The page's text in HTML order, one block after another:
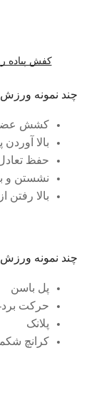
کفش پیاده
چند نمونه ورزش
کشش
بالا آوردن
حفظ
نشستن و
بالا رفتن
چند نمونه
پل باسن
حرکت
پلانک
کرانچ